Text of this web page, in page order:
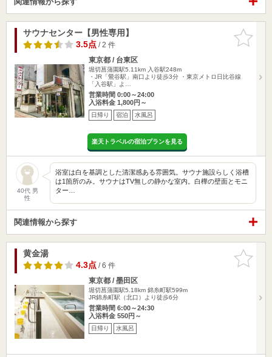
お気に入
りに追加
サウナセンター【男性専用】
3.5点/ 2 件
東京都 / 台東区
堀切菖蒲園駅5.11km 入谷駅248m
・JR「鶯谷駅」南口より徒歩3分 ・東京メトロ日比谷線
「入谷駅」よ…
営業時間 0:00～24:00
入浴料金 1,800円～
日帰り 宿泊 水風呂
楽天トラベルの宿泊プランを見る
40代 男
性
浴室は白を基調とした清潔感ある雰囲気。サウナ施設らしく浴槽
は1箇所のみ。サウナはTV無しの静かな室内。白樺の壁面とモニ
ター…
関連情報から探す
お気に入
りに追加
黄金湯
4.3点/ 6 件
東京都 / 墨田区
堀切菖蒲園駅5.18km 錦糸町駅599m
JR錦糸町駅（北口）より徒歩6分
営業時間 6:00～24:30
入浴料金 550円～
日帰り 水風呂